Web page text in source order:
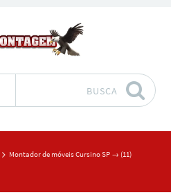
BUSCA
Montador de móveis Cursino SP → (11)